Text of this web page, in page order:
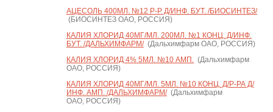
АЦЕСОЛЬ 400МЛ. №12 Р-Р Д/ИНФ. БУТ. /БИОСИНТЕЗ/
(БИОСИНТЕЗ ОАО, РОССИЯ)
КАЛИЯ ХЛОРИД 40МГ/МЛ. 200МЛ. №1 КОНЦ. Д/ИНФ.
БУТ. /ДАЛЬХИМФАРМ/(Дальхимфарм ОАО, РОССИЯ)
КАЛИЯ ХЛОРИД 4% 5МЛ. №10 АМП.(Дальхимфарм
ОАО, РОССИЯ)
КАЛИЯ ХЛОРИД 40МГ/МЛ. 5МЛ. №10 КОНЦ. Д/Р-РА Д/
ИНФ. АМП. /ДАЛЬХИМФАРМ/(Дальхимфарм
ОАО, РОССИЯ)